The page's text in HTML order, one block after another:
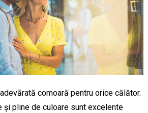
comoară pentru orice călător.
și pline de culoare sunt excelente